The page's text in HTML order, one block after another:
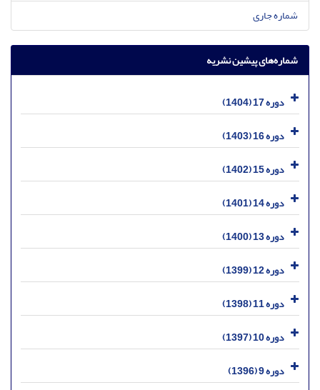
شماره جاری
شماره‌های پیشین نشریه
دوره 17 (1404)
دوره 16 (1403)
دوره 15 (1402)
دوره 14 (1401)
دوره 13 (1400)
دوره 12 (1399)
دوره 11 (1398)
دوره 10 (1397)
دوره 9 (1396)